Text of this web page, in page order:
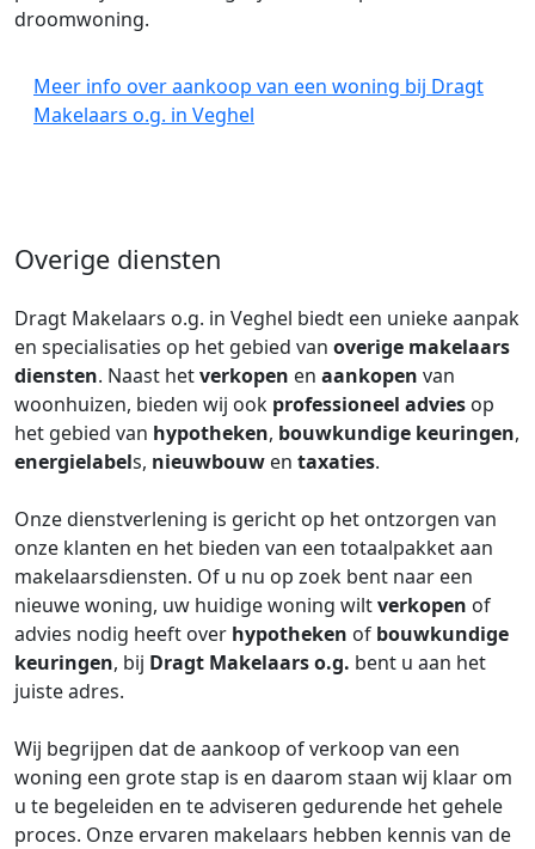
droomwoning.
Meer info over aankoop van een woning bij Dragt
Makelaars o.g. in Veghel
Overige diensten
Dragt Makelaars o.g. in Veghel biedt een unieke aanpak
en specialisaties op het gebied van overige makelaars
diensten. Naast hetverkopen en aankopen van
woonhuizen, bieden wij ook professioneel advies op
het gebied van hypotheken, bouwkundige keuringen,
energielabels, nieuwbouw en taxaties.
Onze dienstverlening is gericht op het ontzorgen van
onze klanten en het bieden van een totaalpakket aan
makelaarsdiensten. Of u nu op zoek bent naar een
nieuwe woning, uw huidige woning wiltverkopen of
advies nodig heeft over hypotheken of bouwkundige
keuringen, bij Dragt Makelaars o.g. bent u aan het
juiste adres.
Wij begrijpen dat de aankoop of verkoop van een
woning een grote stap is en daarom staan wij klaar om
u te begeleiden en te adviseren gedurende het gehele
proces. Onze ervaren makelaars hebben kennis van de